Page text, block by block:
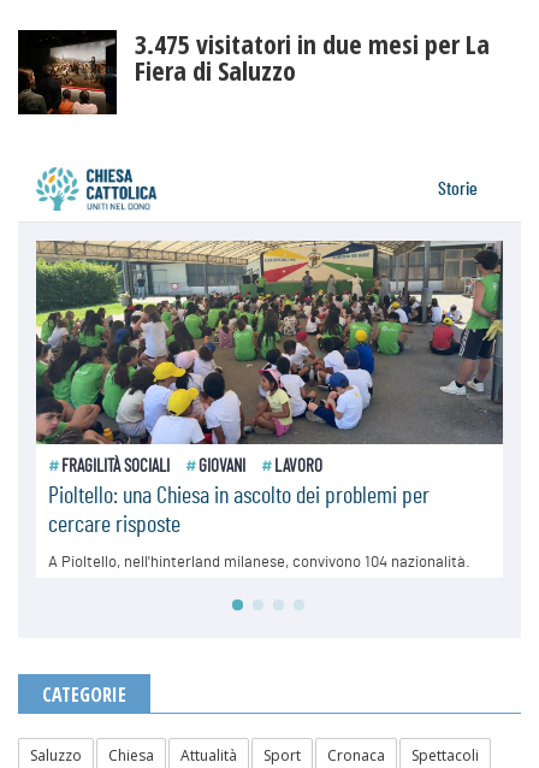
3.475 visitatori in due mesi per La
Fiera di Saluzzo
CATEGORIE
Saluzzo Chiesa Attualità Sport Cronaca
Spettacoli